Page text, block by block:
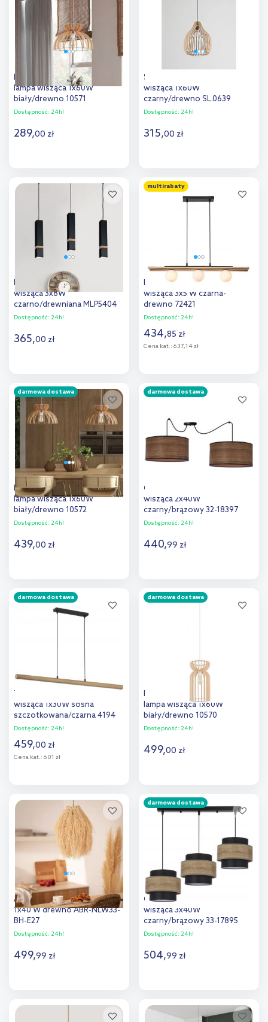
porównania
Nowodvorski Lighting Kymi B
lampa wisząca 1x60W
biały/drewno 10571
Dostępność: 24h!
289,00 zł
porównania
Sollux Lighting Aprilla lampa
wisząca 1x60W
czarny/drewno SL.0639
Dostępność: 24h!
315,00 zł
Dodaj do
porównania
Milagro Vidar Black lampa
wisząca 3x8W
czarno/drewniana MLP5404
Dostępność: 24h!
365,00 zł
Dodaj do
porównania
multirabaty
Rabalux Noxelle lampa
wisząca 3x5 W czarna-
drewno 72421
Dostępność: 24h!
434,85 zł
Cena kat.: 637,14 zł
Dodaj do
porównania
darmowa dostawa
Nowodvorski Lighting Kymi C
lampa wisząca 1x60W
biały/drewno 10572
Dostępność: 24h!
439,00 zł
Dodaj do
porównania
darmowa dostawa
Candellux Legno lampa
wisząca 2x40W
czarny/brązowy 32-18397
Dostępność: 24h!
440,99 zł
Dodaj do
darmowa dostawa
TK Lighting Rollo lampa
wisząca 1x30W sosna
szczotkowana/czarna 4194
Dostępność: 24h!
459,00 zł
Cena kat.: 601 zł
Dodaj do
porównania
darmowa dostawa
Nowodvorski Lighting Kymi A
lampa wisząca 1x60W
biały/drewno 10570
Dostępność: 24h!
499,00 zł
Dodaj do
Abruzzo Boho lampa wisząca
1x40 W drewno ABR-NLW33-
BH-E27
Dostępność: 24h!
499,99 zł
darmowa dostawa
Candellux Twin lampa
wisząca 3x40W
czarny/brązowy 33-17895
Dostępność: 24h!
504,99 zł
Dodaj do